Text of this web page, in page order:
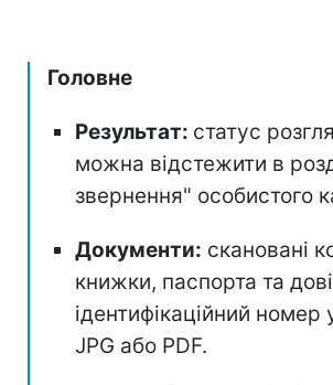
Головне
Результат: статус
можна відстежити в
звернення" особистого
Документи: скановані
книжки, паспорта та
ідентифікаційний номер
JPG або PDF.